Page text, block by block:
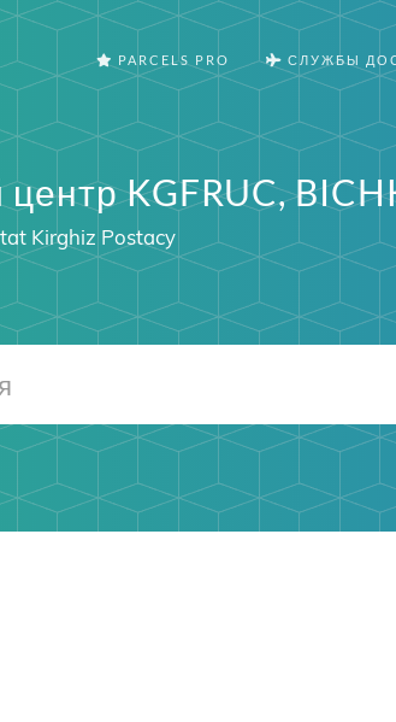
PARCELS PRO СЛУЖБЫ
KGFRUC,
Kirghiz Postacy